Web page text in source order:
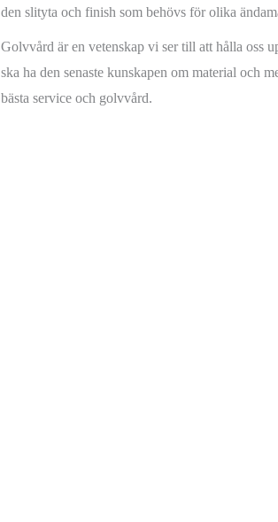
den slityta och finish som behövs för olika
Golvvård är en vetenskap vi ser till att hålla oss
ska ha den senaste kunskapen om material och
bästa service och golvvård.